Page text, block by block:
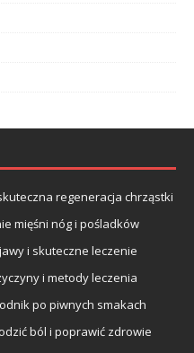
regeneracja chrząstki
mięśni nóg i pośladków
i skuteczne leczenie
i metody leczenia
po piwnych smakach
ból i poprawić zdrowie